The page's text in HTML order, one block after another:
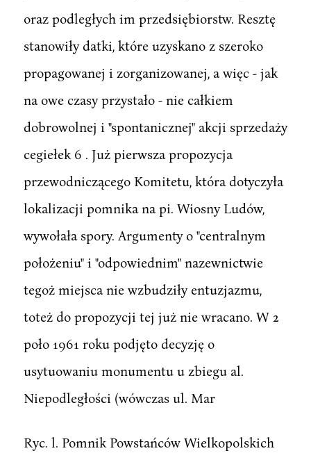
oraz podległych im przedsiębiorstw. Resztę
stanowiły datki, które uzyskano z szeroko
propagowanej i zorganizowanej, a więc - jak
na owe czasy przystało - nie całkiem
dobrowolnej i "spontanicznej" akcji sprzedaży
cegiełek 6 . Już pierwsza propozycja
przewodniczącego Komitetu, która dotyczyła
lokalizacji pomnika na pi. Wiosny Ludów,
wywołała spory. Argumenty o "centralnym
położeniu" i "odpowiednim" nazewnictwie
tegoż miejsca nie wzbudziły entuzjazmu,
toteż do propozycji tej już nie wracano. W 2
poło 1961 roku podjęto decyzję o
usytuowaniu monumentu u zbiegu al.
Niepodległości (wówczas ul. Mar
Ryc. l. Pomnik Powstańców Wielkopolskich